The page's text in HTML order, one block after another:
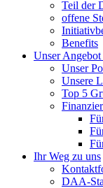
Teil der
offene
Benefits
Unser
Unser
Unsere
Top 5
Ihr Weg zu uns
DAA-